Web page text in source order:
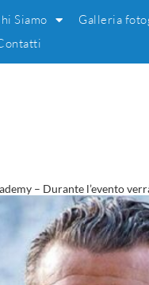
Siamo Galleria
– Durante l’evento